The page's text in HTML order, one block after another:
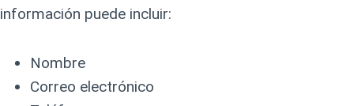
información puede incluir:
Nombre
Correo electrónico